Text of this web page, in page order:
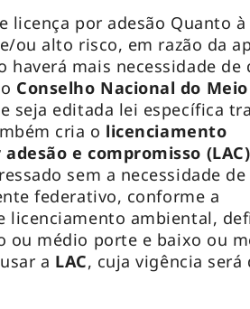
licença por adesão Quanto à
ou alto risco, em razão da
haverá mais necessidade de
Conselho Nacional do Meio
seja editada lei específica
cria o licenciamento
e compromisso (LAC)
sem a necessidade
federativo, conforme a
licenciamento ambiental,
ou médio porte e baixo ou
a LAC, cuja vigência será